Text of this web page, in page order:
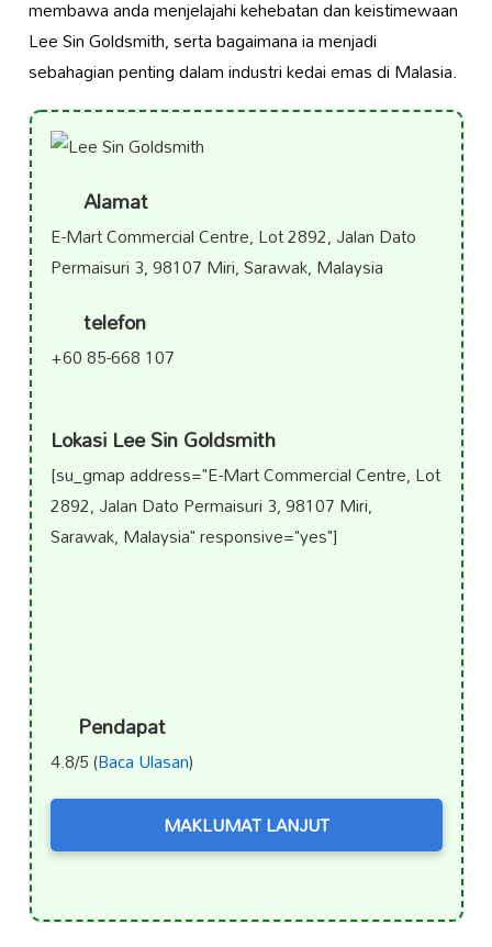
membawa anda menjelajahi kehebatan dan keistimewaan
Lee Sin Goldsmith, serta bagaimana ia menjadi
sebahagian penting dalam industri kedai emas di Malasia.
Alamat
E-Mart Commercial Centre, Lot 2892, Jalan Dato
Permaisuri 3, 98107 Miri, Sarawak, Malaysia
telefon
+60 85-668 107
Lokasi Lee Sin Goldsmith
[su_gmap address="E-Mart Commercial Centre, Lot
2892, Jalan Dato Permaisuri 3, 98107 Miri,
Sarawak, Malaysia" responsive="yes"]
Pendapat
4.8/5 (Baca Ulasan)
MAKLUMAT LANJUT